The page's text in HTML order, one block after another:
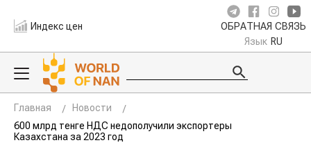
Индекс цен ОБРАТНАЯ СВЯЗЬ
Язык RU
Главная
Новости
600 млрд тенге НДС недополучили экспортеры
Казахстана за 2023 год